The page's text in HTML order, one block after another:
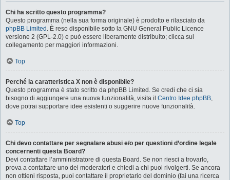
Chi ha scritto questo programma?
Questo programma (nella sua forma originale) è prodotto e rilasciato da
phpBB Limited . È reso disponibile sotto la GNU General Public Licence
versione 2 (GPL-2.0) e può essere liberamente distribuito; clicca sul
collegamento per maggiori informazioni.
Top
Perché la caratteristica X non è disponibile?
Questo programma è stato scritto da phpBB Limited. Se credi che ci sia
bisogno di aggiungere una nuova funzionalità, visita il Centro Idee phpBB,
dove potrai supportare idee esistenti o suggerire nuove funzionalità.
Top
Chi devo contattare per segnalare abusi e/o per questioni d’ordine legale
concernenti questa Board?
Devi contattare l’amministratore di questa Board. Se non riesci a trovarlo,
prova a contattare uno dei moderatori e chiedi a chi puoi rivolgerti. Se ancora
non ottieni risposta, puoi contattare il proprietario del dominio (fai una ricerca